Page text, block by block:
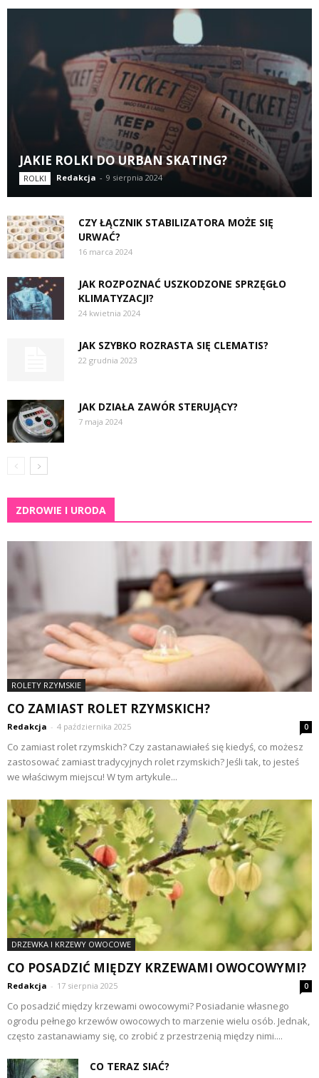
JAKIE ROLKI DO URBAN SKATING?
ROLKI Redakcja - 9 sierpnia 2024
CZY ŁĄCZNIK STABILIZATORA MOŻE SIĘ
URWAĆ?
16 marca 2024
JAK ROZPOZNAĆ USZKODZONE SPRZĘGŁO
KLIMATYZACJI?
24 kwietnia 2024
JAK SZYBKO ROZRASTA SIĘ CLEMATIS?
22 grudnia 2023
JAK DZIAŁA ZAWÓR STERUJĄCY?
7 maja 2024
ZDROWIE I URODA
ROLETY RZYMSKIE
CO ZAMIAST ROLET RZYMSKICH?
Redakcja - 4 października 2025 0
Co zamiast rolet rzymskich? Czy zastanawiałeś się kiedyś, co możesz
zastosować zamiast tradycyjnych rolet rzymskich? Jeśli tak, to jesteś
we właściwym miejscu! W tym artykule...
DRZEWKA I KRZEWY OWOCOWE
CO POSADZIĆ MIĘDZY KRZEWAMI OWOCOWYMI?
Redakcja - 17 sierpnia 2025 0
Co posadzić między krzewami owocowymi? Posiadanie własnego
ogrodu pełnego krzewów owocowych to marzenie wielu osób. Jednak,
często zastanawiamy się, co zrobić z przestrzenią między nimi....
CO TERAZ SIAĆ?